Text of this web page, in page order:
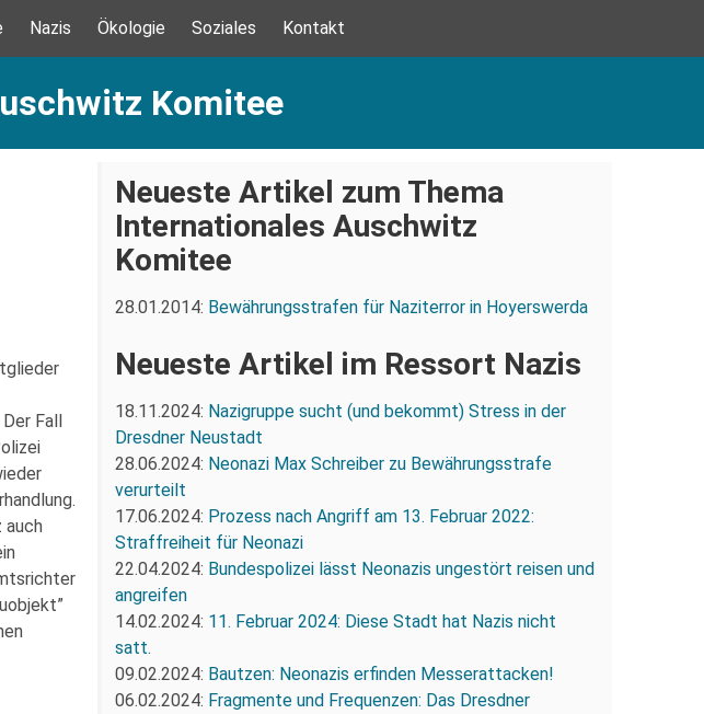
Nazis Ökologie Soziales Kontakt
Komitee
Fall
auch
Neueste Artikel zum Thema
Internationales Auschwitz
Komitee
28.01.2014: Bewährungsstrafen für Naziterror in Hoyerswerda
Neueste Artikel im Ressort Nazis
18.11.2024: Nazigruppe sucht (und bekommt) Stress in der
Dresdner Neustadt
28.06.2024: Neonazi Max Schreiber zu Bewährungsstrafe
verurteilt
17.06.2024: Prozess nach Angriff am 13. Februar 2022:
Straffreiheit für Neonazi
22.04.2024: Bundespolizei lässt Neonazis ungestört reisen und
angreifen
14.02.2024: 11. Februar 2024: Diese Stadt hat Nazis nicht
satt.
09.02.2024: Bautzen: Neonazis erfinden Messerattacken!
06.02.2024: Fragmente und Frequenzen: Das Dresdner